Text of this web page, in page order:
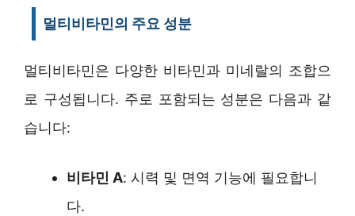
멀티비타민의 주요 성분
멀티비타민은 다양한 비타민과 미네랄의 조합으
로 구성됩니다. 주로 포함되는 성분은 다음과 같
습니다:
비타민 A: 시력 및 면역 기능에 필요합니
다.